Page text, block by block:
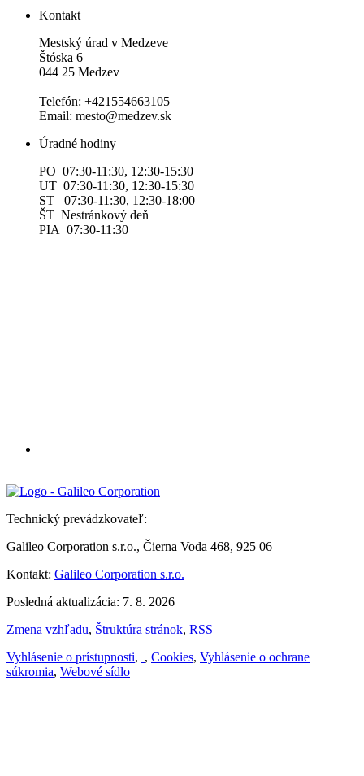
Kontakt
Mestský úrad v Medzeve
Štóska 6
044 25 Medzev
Telefón: +421554663105
Email: mesto@medzev.sk
Úradné hodiny
PO 07:30-11:30, 12:30-15:30
UT 07:30-11:30, 12:30-15:30
ST 07:30-11:30, 12:30-18:00
ŠT Nestránkový deň
PIA 07:30-11:30
Technický prevádzkovateľ:
Galileo Corporation s.r.o., Čierna Voda 468, 925 06
Kontakt: Galileo Corporation s.r.o.
Posledná aktualizácia: 7. 8. 2026
Zmena vzhľadu, Štruktúra stránok, RSS
Vyhlásenie o prístupnosti, , Cookies, Vyhlásenie o ochrane
súkromia, Webové sídlo